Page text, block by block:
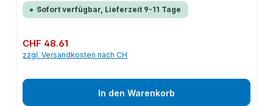
Sofort verfügbar, Lieferzeit 9-11 Tage
Regulärer Preis:
CHF 48.61
zzgl. Versandkosten nach CH
In den Warenkorb